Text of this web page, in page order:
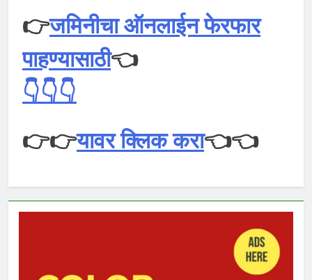
👉जमिनीचा ऑनलाईन फेरफार
पाहण्यासाठी👈
👇👇👇
👉👉यावर क्लिक करा👈👈